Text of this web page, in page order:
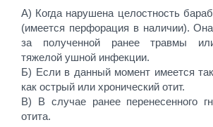
А) Когда нарушена целостность
(имеется перфорация в наличии).
за полученной ранее травмы
тяжелой ушной инфекции.
Б) Если в данный момент имеется
как острый или хронический отит.
В) В случае ранее перенесенного
отита.